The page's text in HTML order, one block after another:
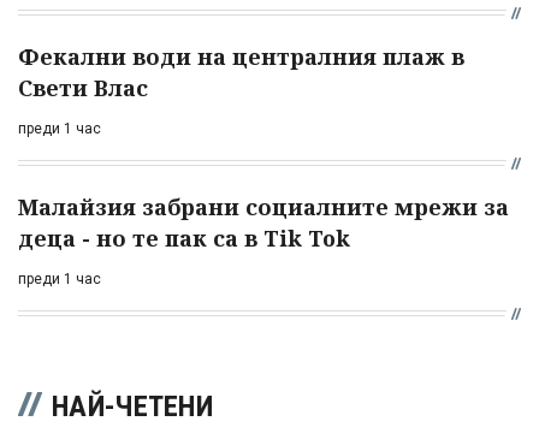
Фекални води на централния плаж в
Свети Влас
преди 1 час
Малайзия забрани социалните мрежи за
деца - но те пак са в Tik Tok
преди 1 час
НАЙ-ЧЕТЕНИ